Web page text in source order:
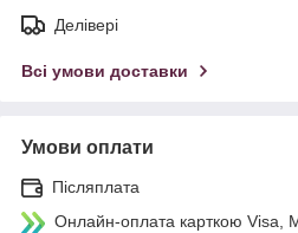
Делівері
Всі умови доставки
Умови оплати
Післяплата
Онлайн-оплата карткою Visa,